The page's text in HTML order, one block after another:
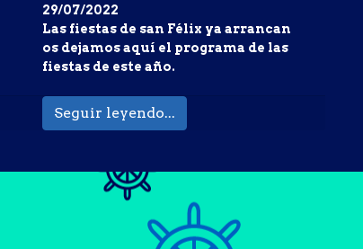
29/07/2022
Las fiestas de san Félix ya arrancan
os dejamos aquí el programa de las
fiestas de este año.
Seguir leyendo...